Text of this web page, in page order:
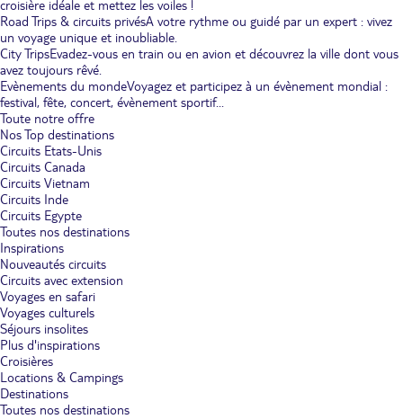
croisière idéale et mettez les voiles !
Road Trips & circuits privésA votre rythme ou guidé par un expert : vivez
un voyage unique et inoubliable.
City TripsEvadez-vous en train ou en avion et découvrez la ville dont vous
avez toujours rêvé.
Evènements du mondeVoyagez et participez à un évènement mondial :
festival, fête, concert, évènement sportif...
Toute notre offre
Nos Top destinations
Circuits Etats-Unis
Circuits Canada
Circuits Vietnam
Circuits Inde
Circuits Egypte
Toutes nos destinations
Inspirations
Nouveautés circuits
Circuits avec extension
Voyages en safari
Voyages culturels
Séjours insolites
Plus d'inspirations
Croisières
Locations & Campings
Destinations
Toutes nos destinations